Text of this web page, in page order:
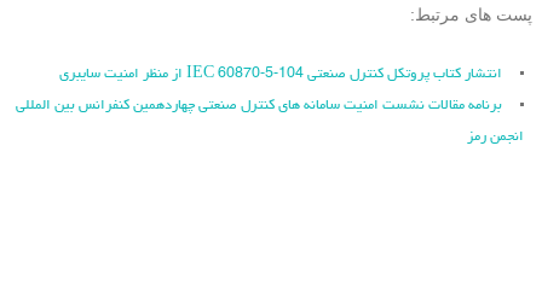
پست های مرتبط:
انتشار کتاب پروتکل کنترل صنعتی IEC 60870-5-104 از منظر امنیت سایبری
برنامه مقالات نشست امنیت سامانه های کنترل صنعتی چهاردهمین کنفرانس بین المللی
انجمن رمز